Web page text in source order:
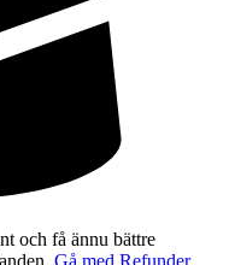
och få ännu bättre
Gå med Refunder